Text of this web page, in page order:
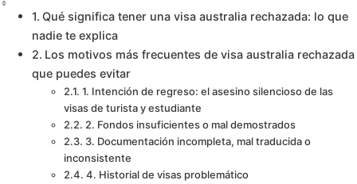
Qué significa tener una visa australia rechazada: lo que
nadie te explica
Los motivos más frecuentes de visa australia rechazada
que puedes evitar
1. Intención de regreso: el asesino silencioso de las
visas de turista y estudiante
2. Fondos insuficientes o mal demostrados
3. Documentación incompleta, mal traducida o
inconsistente
4. Historial de visas problemático